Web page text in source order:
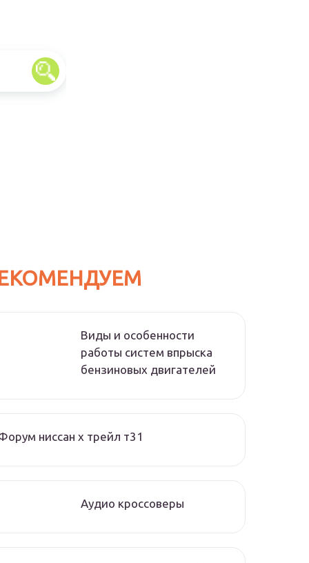
Виды и особенности
работы систем впрыска
бензиновых двигателей
ниссан х трейл т31
Аудио кроссоверы